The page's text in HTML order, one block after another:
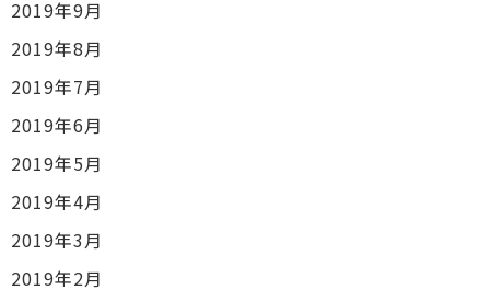
2019年9月
2019年8月
2019年7月
2019年6月
2019年5月
2019年4月
2019年3月
2019年2月